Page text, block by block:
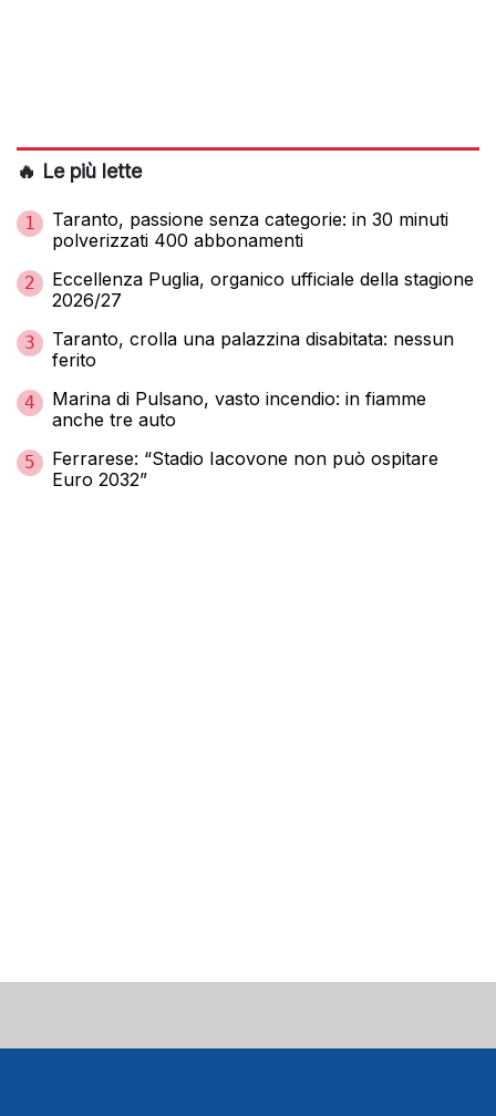
🔥 Le più lette
1
Taranto, passione senza categorie: in 30 minuti
polverizzati 400 abbonamenti
2
Eccellenza Puglia, organico ufficiale della stagione
2026/27
3
Taranto, crolla una palazzina disabitata: nessun
ferito
4
Marina di Pulsano, vasto incendio: in fiamme
anche tre auto
5
Ferrarese: “Stadio Iacovone non può ospitare
Euro 2032”